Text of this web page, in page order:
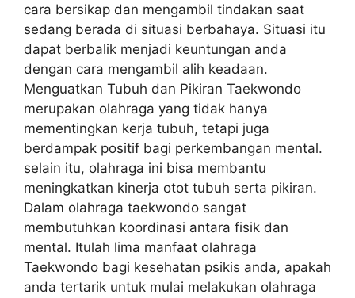
cara bersikap dan mengambil tindakan saat
sedang berada di situasi berbahaya. Situasi itu
dapat berbalik menjadi keuntungan anda
dengan cara mengambil alih keadaan.
Menguatkan Tubuh dan Pikiran Taekwondo
merupakan olahraga yang tidak hanya
mementingkan kerja tubuh, tetapi juga
berdampak positif bagi perkembangan mental.
selain itu, olahraga ini bisa membantu
meningkatkan kinerja otot tubuh serta pikiran.
Dalam olahraga taekwondo sangat
membutuhkan koordinasi antara fisik dan
mental. Itulah lima manfaat olahraga
Taekwondo bagi kesehatan psikis anda, apakah
anda tertarik untuk mulai melakukan olahraga